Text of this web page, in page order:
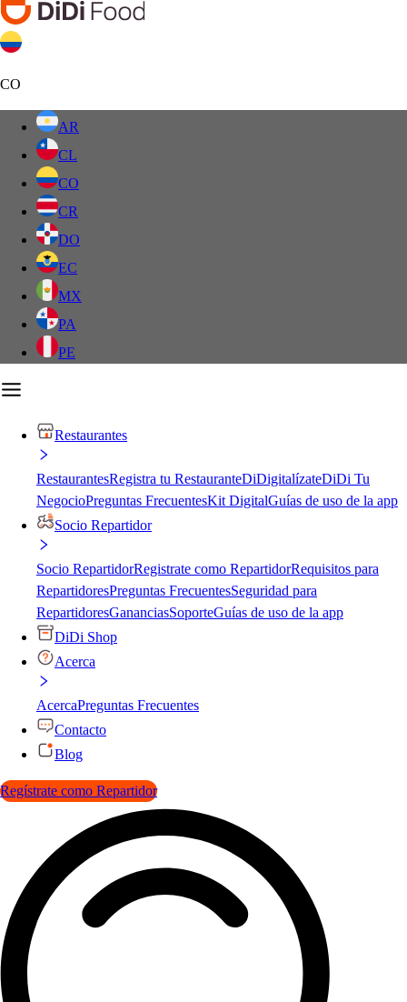
CO
AR
CL
CO
CR
DO
EC
MX
PA
PE
Restaurantes
RestaurantesRegistra tu RestauranteDiDigitalízateDiDi Tu
NegocioPreguntas FrecuentesKit DigitalGuías de uso de la app
Socio Repartidor
Socio RepartidorRegistrate como RepartidorRequisitos para
RepartidoresPreguntas FrecuentesSeguridad para
RepartidoresGananciasSoporteGuías de uso de la app
DiDi Shop
Acerca
AcercaPreguntas Frecuentes
Contacto
Blog
Regístrate como Repartidor